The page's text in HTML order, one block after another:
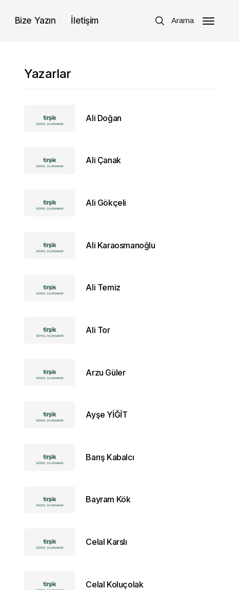
Arama
Bize Yazın İletişim
Yazarlar
Ali Doğan
Ali Çanak
Ali Gökçeli
Ali Karaosmanoğlu
Ali Temiz
Ali Tor
Arzu Güler
Ayşe YİĞİT
Barış Kabalcı
Bayram Kök
Celal Karslı
Celal Koluçolak